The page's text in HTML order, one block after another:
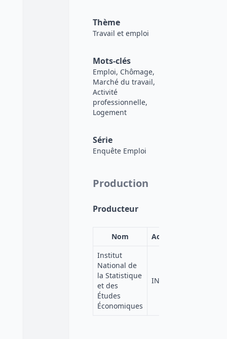
Thème
Travail et emploi
Mots-clés
Emploi, Chômage,
Marché du travail,
Activité
professionnelle,
Logement
Série
Enquête Emploi
Production
Producteur
Nom
Acronyme
Institut
National de
la Statistique
et des
Études
Économiques
INSEE